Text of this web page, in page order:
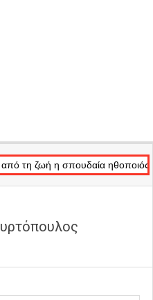
ζωή η σπουδαία ηθοποιός Μάρω